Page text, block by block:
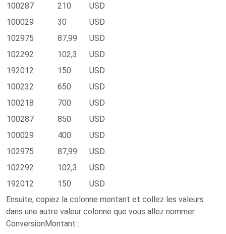
100287
210
USD
100029
30
USD
102975
87,99
USD
102292
102,3
USD
192012
150
USD
100232
650
USD
100218
700
USD
100287
850
USD
100029
400
USD
102975
87,99
USD
102292
102,3
USD
192012
150
USD
Ensuite, copiez la colonne montant et collez les valeurs
dans une autre valeur colonne que vous allez nommer
ConversionMontant :